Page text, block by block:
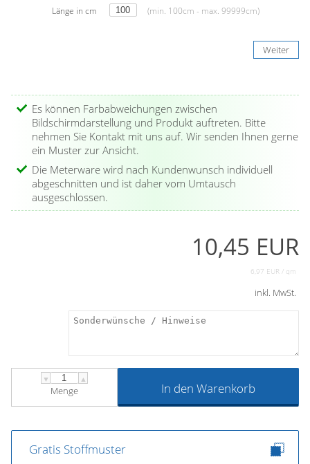
Länge in cm (min. 100cm - max. 99999cm)
Weiter
Es können Farbabweichungen zwischen
Bildschirmdarstellung und Produkt auftreten. Bitte
nehmen Sie Kontakt mit uns auf. Wir senden Ihnen gerne
ein Muster zur Ansicht.
Die Meterware wird nach Kundenwunsch individuell
abgeschnitten und ist daher vom Umtausch
ausgeschlossen.
10,45 EUR
6,97 EUR / qm
inkl. MwSt.
▼ ▲
Menge In den Warenkorb
Gratis Stoffmuster